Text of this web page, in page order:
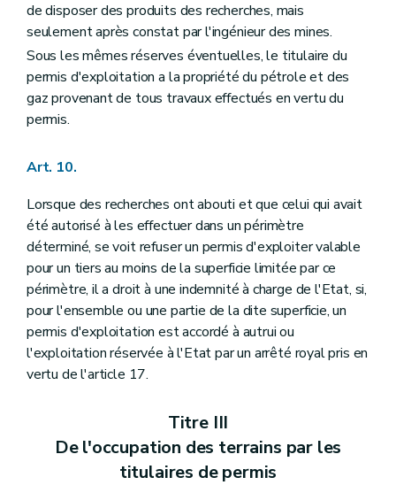
de disposer des produits des recherches, mais
seulement après constat par l'ingénieur des mines.
Sous les mêmes réserves éventuelles, le titulaire du
permis d'exploitation a la propriété du pétrole et des
gaz provenant de tous travaux effectués en vertu du
permis.
Art. 10.
Lorsque des recherches ont abouti et que celui qui avait
été autorisé à les effectuer dans un périmètre
déterminé, se voit refuser un permis d'exploiter valable
pour un tiers au moins de la superficie limitée par ce
périmètre, il a droit à une indemnité à charge de l'Etat, si,
pour l'ensemble ou une partie de la dite superficie, un
permis d'exploitation est accordé à autrui ou
l'exploitation réservée à l'Etat par un arrêté royal pris en
vertu de l'article 17.
Titre III
De l'occupation des terrains par les
titulaires de permis